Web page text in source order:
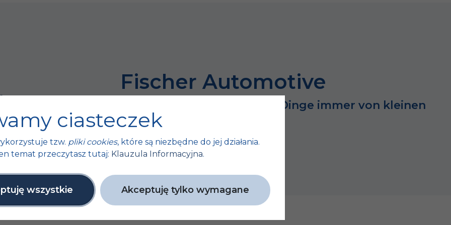
Fischer Automotive
da der Erfolg großer Dinge immer von kleinen
Dingen abhängt…
ciasteczek
tzw. pliki cookies, które są niezbędne do jej działania.
temat przeczytasz tutaj: Klauzula Informacyjna.
wszystkie Akceptuję tylko wymagane